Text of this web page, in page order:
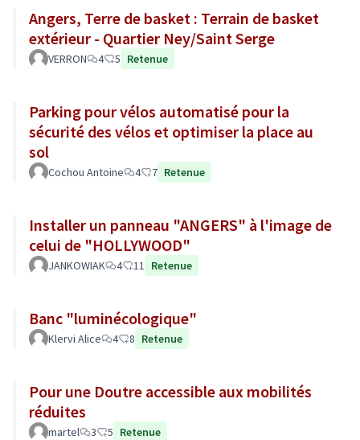
Angers, Terre de basket : Terrain de basket
extérieur - Quartier Ney/Saint Serge
VERRON 4 5 Retenue
Parking pour vélos automatisé pour la
sécurité des vélos et optimiser la place au
sol
Cochou Antoine 4 7 Retenue
Installer un panneau "ANGERS" à l'image de
celui de "HOLLYWOOD"
JANKOWIAK 4 11 Retenue
Banc "luminécologique"
Klervi Alice 4 8 Retenue
Pour une Doutre accessible aux mobilités
réduites
martel 3 5 Retenue